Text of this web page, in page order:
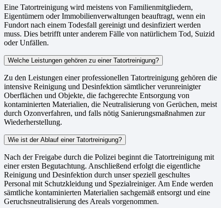
Eine Tatortreinigung wird meistens von Familienmitgliedern,
Eigentümern oder Immobilienverwaltungen beauftragt, wenn ein
Fundort nach einem Todesfall gereinigt und desinfiziert werden
muss. Dies betrifft unter anderem Fälle von natürlichem Tod, Suizid
oder Unfällen.
Welche Leistungen gehören zu einer Tatortreinigung?
Zu den Leistungen einer professionellen Tatortreinigung gehören die
intensive Reinigung und Desinfektion sämtlicher verunreinigter
Oberflächen und Objekte, die fachgerechte Entsorgung von
kontaminierten Materialien, die Neutralisierung von Gerüchen, meist
durch Ozonverfahren, und falls nötig Sanierungsmaßnahmen zur
Wiederherstellung.
Wie ist der Ablauf einer Tatortreinigung?
Nach der Freigabe durch die Polizei beginnt die Tatortreinigung mit
einer ersten Begutachtung. Anschließend erfolgt die eigentliche
Reinigung und Desinfektion durch unser speziell geschultes
Personal mit Schutzkleidung und Spezialreiniger. Am Ende werden
sämtliche kontaminierten Materialien sachgemäß entsorgt und eine
Geruchsneutralisierung des Areals vorgenommen.